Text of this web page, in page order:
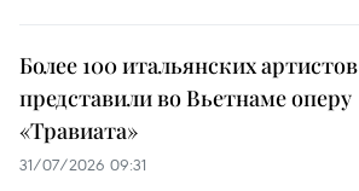
Более 100 итальянских артистов
представили во Вьетнаме оперу
«Травиата»
31/07/2026 09:31